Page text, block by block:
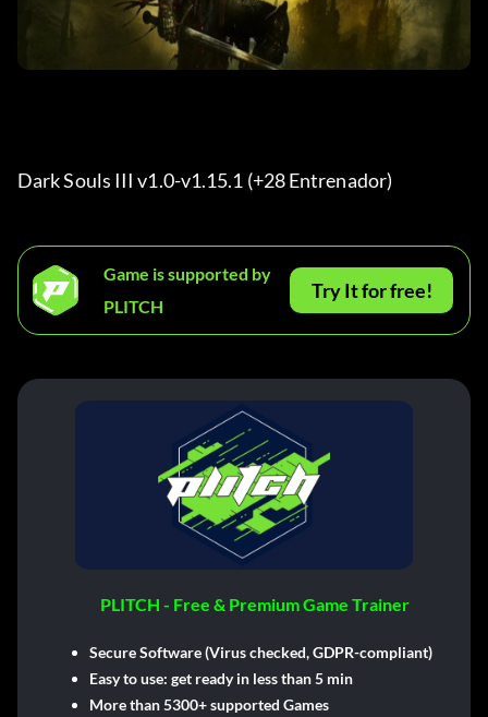
Dark Souls III v1.0-v1.15.1 (+28 Entrenador)
Game is supported by
PLITCH
Try It for free!
PLITCH - Free & Premium Game Trainer
Secure Software (Virus checked, GDPR-compliant)
Easy to use: get ready in less than 5 min
More than 5300+ supported Games